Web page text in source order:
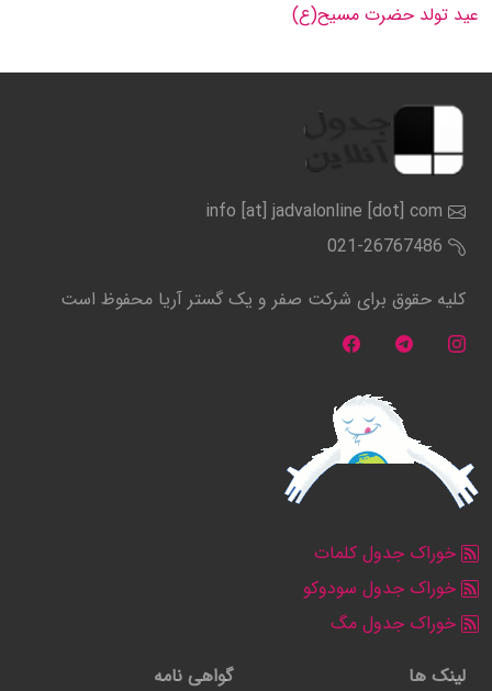
عید تولد حضرت مسیح(ع)
info [at] jadvalonline [dot] com
021-26767486
کلیه حقوق برای شرکت صفر و یک گستر آریا محفوظ است
خوراک جدول کلمات
خوراک جدول سودوکو
خوراک جدول مگ
لینک ها
گواهی نامه